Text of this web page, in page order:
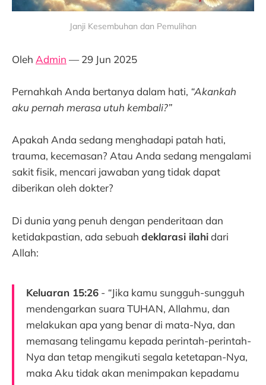
Janji Kesembuhan dan Pemulihan
Oleh Admin — 29 Jun 2025
Pernahkah Anda bertanya dalam hati, “Akankah
aku pernah merasa utuh kembali?”
Apakah Anda sedang menghadapi patah hati,
trauma, kecemasan? Atau Anda sedang mengalami
sakit fisik, mencari jawaban yang tidak dapat
diberikan oleh dokter?
Di dunia yang penuh dengan penderitaan dan
ketidakpastian, ada sebuah deklarasi ilahidari
Allah:
Keluaran 15:26 - “Jika kamu sungguh-sungguh
mendengarkan suara TUHAN, Allahmu, dan
melakukan apa yang benar di mata-Nya, dan
memasang telingamu kepada perintah-perintah-
Nya dan tetap mengikuti segala ketetapan-Nya,
maka Aku tidak akan menimpakan kepadamu